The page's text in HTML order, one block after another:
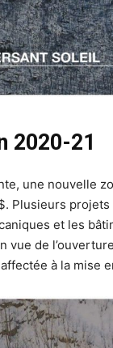
2020-21
une nouvelle
Plusieurs
et les
vue de
à la mise